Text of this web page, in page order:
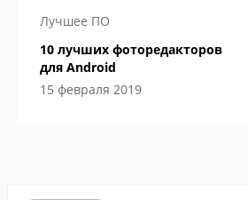
Лучшее ПО
10 лучших фоторедакторов
для Android
15 февраля 2019